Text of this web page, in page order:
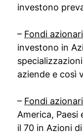
investono
– Fondi
investono in
aziende e così
– Fondi
America,
il 70 in Azioni di